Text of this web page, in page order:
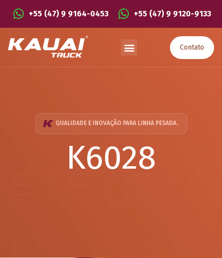
+55 (47) 9 9164-0453 +55 (47) 9 9120-9133
Contato
QUALIDADE E INOVAÇÃO PARA LINHA PESADA.
K6028